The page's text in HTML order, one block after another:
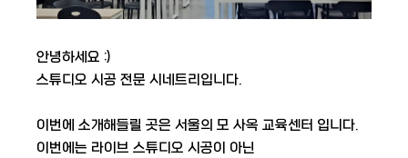
안녕하세요 :)
스튜디오 시공 전문 시네트리입니다.
이번에 소개해들릴 곳은 서울의 모 사옥 교육센터 입니다.
이번에는 라이브 스튜디오 시공이 아닌